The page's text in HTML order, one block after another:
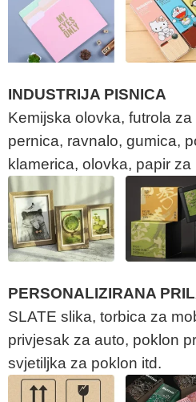
INDUSTRIJA PISNICA
Kemijska olovka, futrola
pernica, ravnalo, gumica,
klamerica, olovka, papir
PERSONALIZIRANA
SLATE slika, torbica za
privjesak za auto, poklon
svjetiljka za poklon itd.